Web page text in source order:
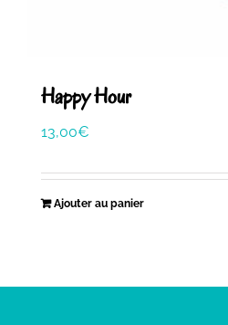
Happy Hour
13,00€
Ajouter au panier